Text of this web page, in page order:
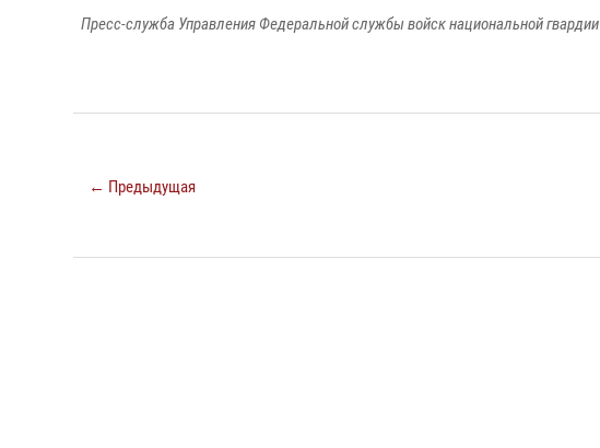
Пресс-служба Управления Федеральной службы войск национальной
← Предыдущая